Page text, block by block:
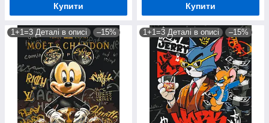
Купити Купити
1+1=3 Деталі в описі –15% 1+1=3 Деталі в описі –15%